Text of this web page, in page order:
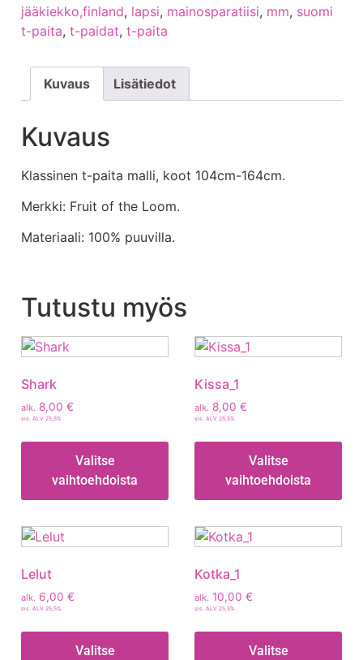
jääkiekko,finland, lapsi, mainosparatiisi, mm, suomi
t-paita, t-paidat, t-paita
Kuvaus Lisätiedot
Kuvaus
Klassinen t-paita malli, koot 104cm-164cm.
Merkki: Fruit of the Loom.
Materiaali: 100% puuvilla.
Tutustu myös
Shark
alk. 8,00 €
sis. ALV 25,5%
Valitse
vaihtoehdoista
Kissa_1
alk. 8,00 €
sis. ALV 25,5%
Valitse
vaihtoehdoista
Lelut
alk. 6,00 €
sis. ALV 25,5%
Valitse
Kotka_1
alk. 10,00 €
sis. ALV 25,5%
Valitse